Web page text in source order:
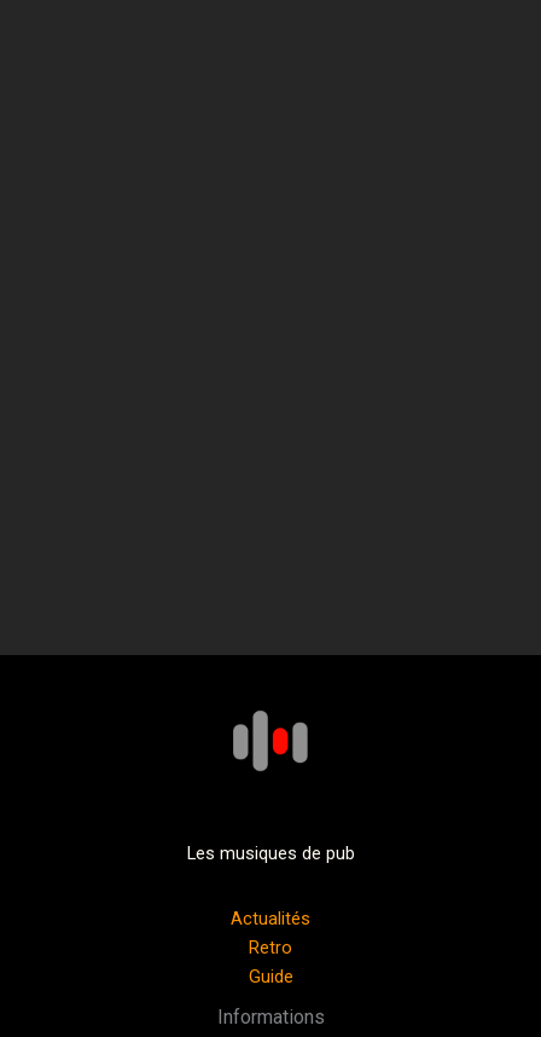
Les musiques de pub
Actualités
Retro
Guide
Informations